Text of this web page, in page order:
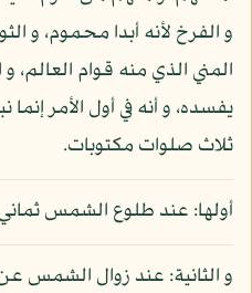
و الفرخ لأنه أبدا محموم، و
المني الذي منه قوام العالم،
يفسده، و أنه في أول الأمر
ثلاث صلوات مكتوبات.
أولها: عند طلوع الشمس
و الثانية: عند زوال